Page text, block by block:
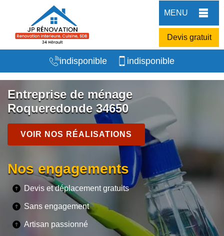
MENU
Devis gratuit
indisponible indisponible
Entreprise de ménage
Roqueredonde 34650
VOIR NOS RÉALISATIONS
Nos engagements
Devis et déplacement gratuits
Sans engagement
Artisan passionné